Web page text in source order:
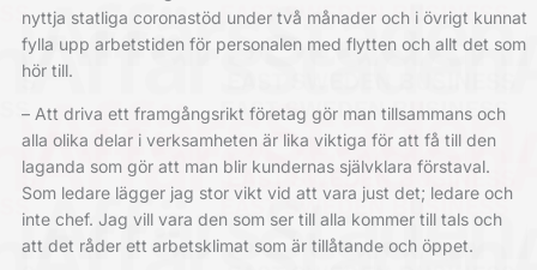
nyttja statliga coronastöd under två månader och i övrigt kunnat
fylla upp arbetstiden för personalen med flytten och allt det som
hör till.
– Att driva ett framgångsrikt företag gör man tillsammans och
alla olika delar i verksamheten är lika viktiga för att få till den
laganda som gör att man blir kundernas självklara förstaval.
Som ledare lägger jag stor vikt vid att vara just det; ledare och
inte chef. Jag vill vara den som ser till alla kommer till tals och
att det råder ett arbetsklimat som är tillåtande och öppet.